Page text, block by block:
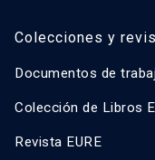
Colecciones y
Documentos de
Colección de Libros
Revista EURE